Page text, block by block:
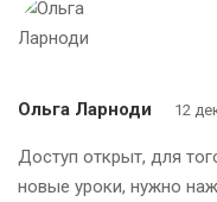
Ольга Ларноди 12
Доступ открыт, для
новые уроки, нужно